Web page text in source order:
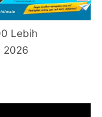
Lebih
2026